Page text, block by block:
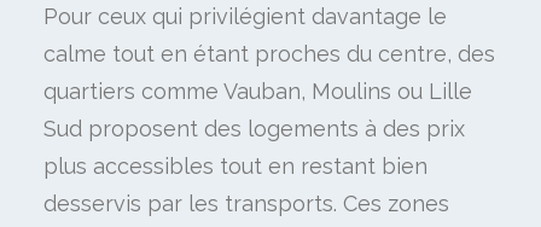
Pour ceux qui privilégient davantage le
calme tout en étant proches du centre, des
quartiers comme Vauban, Moulins ou Lille
Sud proposent des logements à des prix
plus accessibles tout en restant bien
desservis par les transports. Ces zones